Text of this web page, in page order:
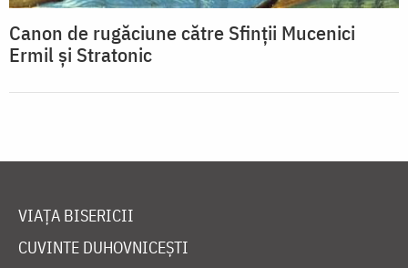
Canon de rugăciune către Sfinţii Mucenici
Ermil şi Stratonic
VIAȚA BISERICII
CUVINTE DUHOVNICEȘTI